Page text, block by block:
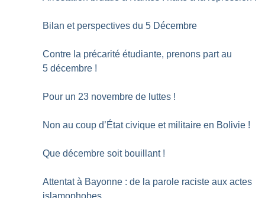
Bilan et perspectives du 5 Décembre
Contre la précarité étudiante, prenons part au
5 décembre !
Pour un 23 novembre de luttes !
Non au coup d’État civique et militaire en Bolivie !
Que décembre soit bouillant !
Attentat à Bayonne : de la parole raciste aux actes